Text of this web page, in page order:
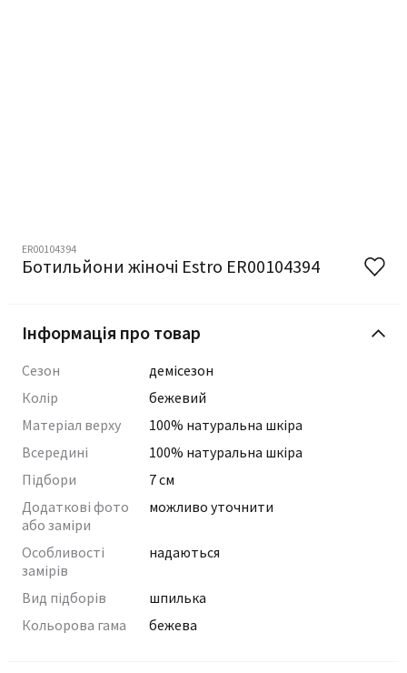
ER00104394
Ботильйони жіночі Estro ER00104394
Інформація про товар
Сезон
демісезон
Колір
бежевий
Матеріал верху
100% натуральна шкіра
Всередині
100% натуральна шкіра
Підбори
7 см
Додаткові фото
або заміри
можливо уточнити
Особливості
замірів
надаються
Вид підборів
шпилька
Кольорова гама
бежева